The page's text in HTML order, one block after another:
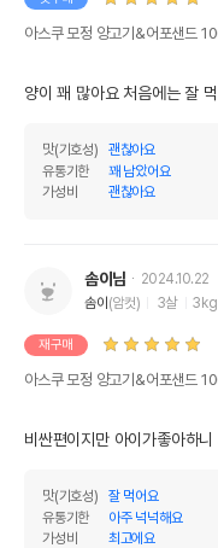
상품 필수 정보
받았음을 확인할수 있는
경우 그에 대한 사항
제조국 또는 원산지
제조자,수입품의 경우
전화번호
아스쿠 모정 양고기&어포샌드
양이 꽤 많아요 처음에는 잘
맛(기호성)
괜찮아요
유통기한
꽤 남았어요
가성비
괜찮아요
솜이님
2024.10.22
솜이 (암컷) 3살 3kg
재구매
아스쿠 모정 양고기&어포샌드
비싼편이지만 아이가좋아하니
맛(기호성)
잘 먹어요
유통기한
아주 넉넉해요
가성비
최고에요